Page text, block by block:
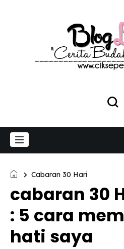
Cabaran 30 Hari
cabaran 30
: 5 cara
hati saya